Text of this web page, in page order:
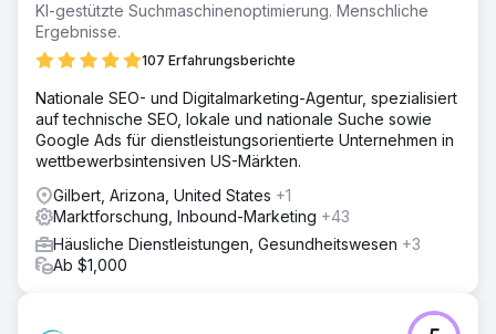
KI-gestützte Suchmaschinenoptimierung. Menschliche
Ergebnisse.
107 Erfahrungsberichte
Nationale SEO- und Digitalmarketing-Agentur, spezialisiert
auf technische SEO, lokale und nationale Suche sowie
Google Ads für dienstleistungsorientierte Unternehmen in
wettbewerbsintensiven US-Märkten.
Gilbert, Arizona, United States +1
Marktforschung, Inbound-Marketing +43
Häusliche Dienstleistungen, Gesundheitswesen +3
Ab $1,000